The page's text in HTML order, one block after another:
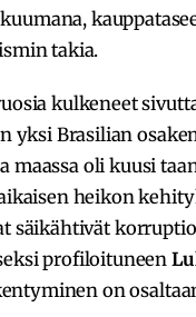
takia.
kulkeneet
yksi Brasilian
maassa oli kuusi
heikon
säikähtivät
profiloituneen
on